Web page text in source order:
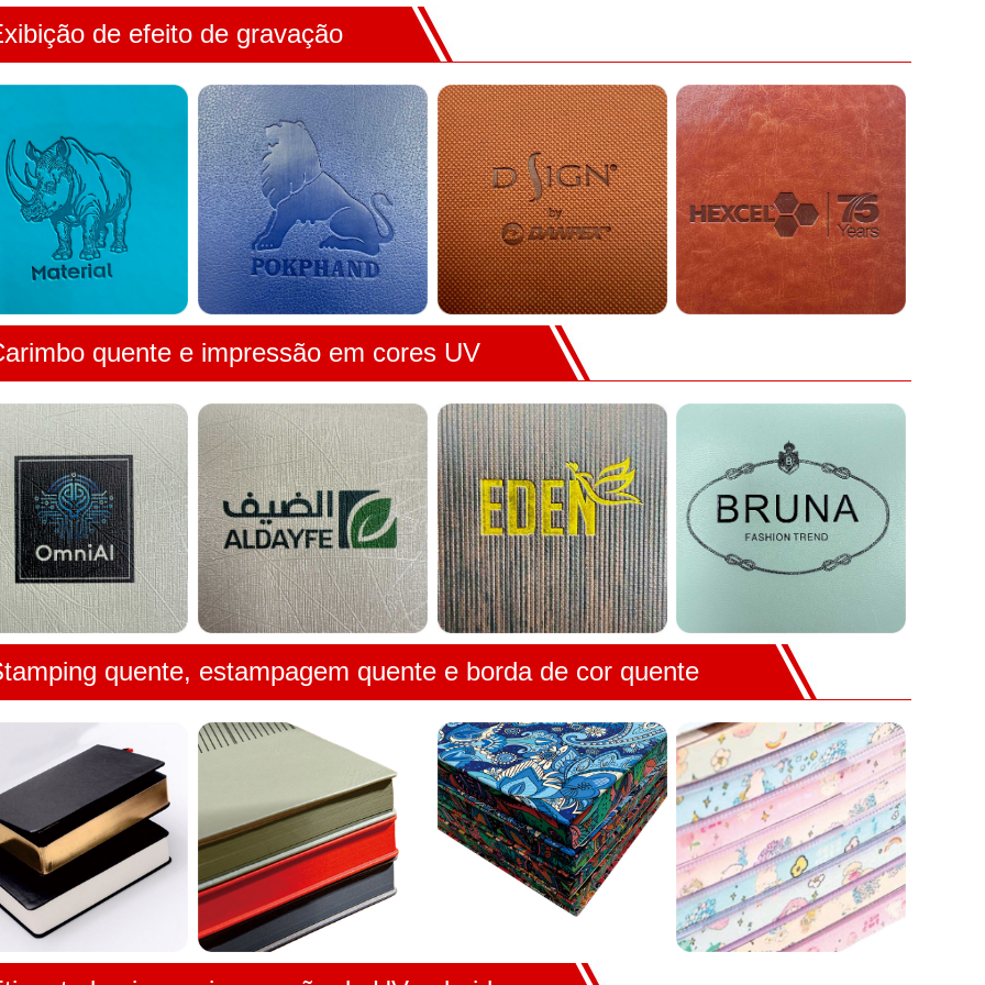
de efeito de gravação
quente e impressão em cores UV
quente, estampagem quente e borda de cor quente